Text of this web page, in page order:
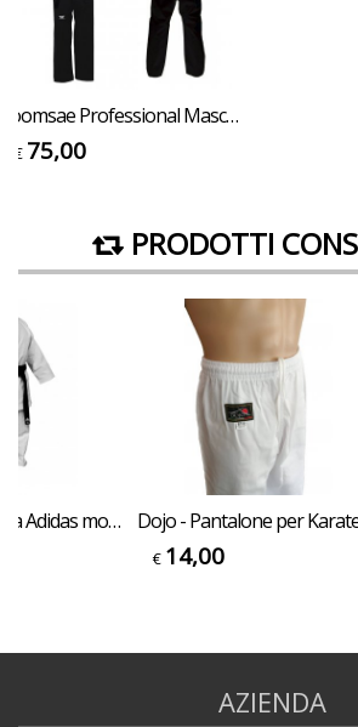
Poomsae Professional Maschile Tusah per Taekwondo Omologato WT Made in Korea per forme e competizioni
€ 75,00
PRODOTTI
Karategi per Kata Adidas modello Kigai Omologato WKF per allenamenti e competizioni adulto o bambino
€ 14,00
AZIENDA